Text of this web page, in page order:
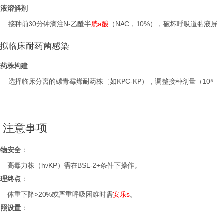
溶解剂 ：
接种前30分钟滴注N-乙酰半胱a酸 （NAC，10%），破坏呼吸道黏液
临床耐药菌感染
株构建 ：
选择临床分离的碳青霉烯耐药株（如KPC-KP），调整接种剂量（
意事项
安全 ：
高毒力株（hvKP）需在BSL-2+条件下操作。
终点 ：
体重下降>20%或严重呼吸困难时需安乐s。
设置 ：